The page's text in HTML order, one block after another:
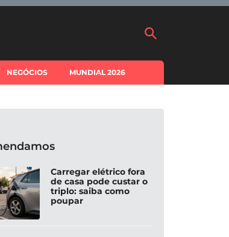
NEGÓCIOS MUNDIAL 2026
Carregar elétrico fora
de casa pode custar o
triplo: saiba como
poupar